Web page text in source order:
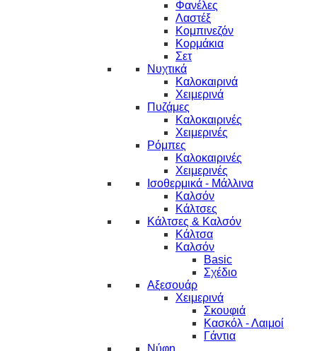
Φανέλες
Λαστέξ
Κομπινεζόν
Κορμάκια
Σετ
Νυχτικά
Καλοκαιρινά
Χειμερινά
Πυζάμες
Καλοκαιρινές
Χειμερινές
Ρόμπες
Καλοκαιρινές
Χειμερινές
Ισοθερμικά - Μάλλινα
Καλσόν
Κάλτσες
Κάλτσες & Καλσόν
Κάλτσα
Καλσόν
Basic
Σχέδιο
Αξεσουάρ
Χειμερινά
Σκουφιά
Κασκόλ - Λαιμοί
Γάντια